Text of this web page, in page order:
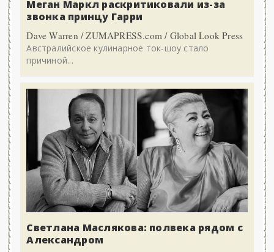
Меган Маркл раскритиковали из-за
звонка принцу Гарри
Dave Warren / ZUMAPRESS.com / Global Look Press
Австралийское кулинарное ток-шоу стало
причиной...
Светлана Маслякова: полвека рядом с
Александром